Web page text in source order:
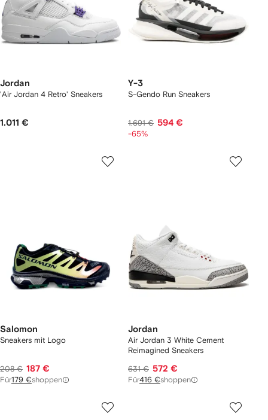
Jordan
'Air Jordan 4 Retro' Sneakers
1.011 €
Y-3
S-Gendo Run Sneakers
1.691 € 594 €
-65%
Salomon
Sneakers mit Logo
208 € 187 €
Für179 €shoppen
Jordan
Air Jordan 3 White Cement
Reimagined Sneakers
631 € 572 €
Für416 €shoppen